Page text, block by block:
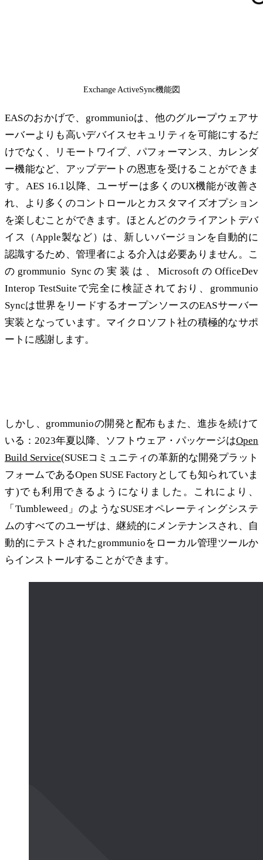
Exchange ActiveSync機能図
EASのおかげで、grommunioは、他のグループウェアサ
ーバーよりも高いデバイスセキュリティを可能にするだ
けでなく、リモートワイプ、パフォーマンス、カレンダ
ー機能など、アップデートの恩恵を受けることができま
す。AES 16.1以降、ユーザーは多くのUX機能が改善さ
れ、より多くのコントロールとカスタマイズオプション
を楽しむことができます。ほとんどのクライアントデバ
イス（Apple製など）は、新しいバージョンを自動的に
認識するため、管理者による介入は必要ありません。こ
のgrommunio Syncの実装は、MicrosoftのOfficeDev
Interop TestSuiteで完全に検証されており、grommunio
Syncは世界をリードするオープンソースのEASサーバー
実装となっています。マイクロソフト社の積極的なサポ
ートに感謝します。
しかし、grommunioの開発と配布もまた、進歩を続けて
いる：2023年夏以降、ソフトウェア・パッケージはOpen
Build Service(SUSEコミュニティの革新的な開発プラット
フォームであるOpen SUSE Factoryとしても知られていま
す)でも利用できるようになりました。これにより、
「Tumbleweed」のようなSUSEオペレーティングシステ
ムのすべてのユーザは、継続的にメンテナンスされ、自
動的にテストされたgrommunioをローカル管理ツールか
らインストールすることができます。